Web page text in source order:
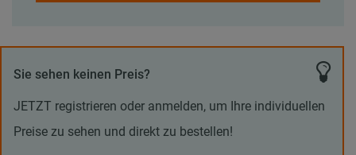
Sie sehen keinen Preis?
JETZT registrieren oder anmelden, um Ihre individuellen
Preise zu sehen und direkt zu bestellen!